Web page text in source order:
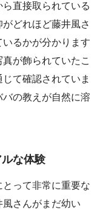
直接取られている
どれほど藤井風さ
るかが分かります
が飾られていたこ
て確認されていま
の教えが自然に溶
な体験
って非常に重要な
さんがまだ幼い